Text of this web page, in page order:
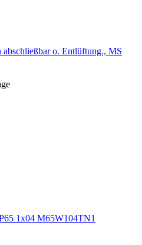
o. Entlüftung., MS
1x04 M65W104TN1